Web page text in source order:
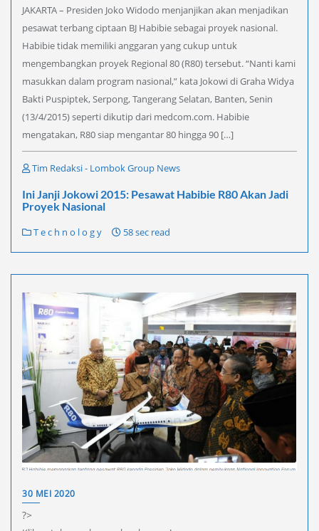
JAKARTA – Presiden Joko Widodo menjanjikan akan menjadikan
pesawat terbang ciptaan BJ Habibie sebagai proyek nasional.
Habibie tidak memiliki anggaran yang cukup untuk
mengembangkan proyek Regional 80 (R80) tersebut. “Nanti kami
masukkan dalam program nasional,” kata Jokowi di Graha Widya
Bakti Puspiptek, Serpong, Tangerang Selatan, Banten, Senin
(13/4/2015) seperti dikutip dari medcom.com. Habibie
mengatakan, R80 siap mengantar 80 hingga 90 […]
Tim Redaksi - Lombok Group News
Ini Janji Jokowi 2015: Pesawat Habibie R80 Akan Jadi
Proyek Nasional
T e c h n o l o g y 58 sec read
30 MEI 2020
?>